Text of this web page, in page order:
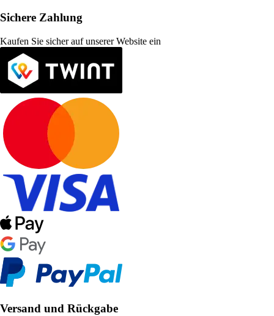
Sichere Zahlung
Kaufen Sie sicher auf unserer Website ein
Versand und Rückgabe